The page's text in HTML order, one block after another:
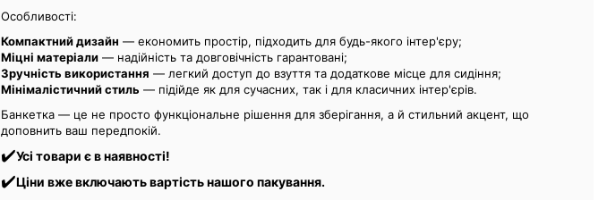
Особливості:
Компактний дизайн — економить простір, підходить для будь-якого інтер'єру;
Міцні матеріали — надійність та довговічність гарантовані;
Зручність використання — легкий доступ до взуття та додаткове місце для сидіння;
Мінімалістичний стиль — підійде як для сучасних, так і для класичних інтер'єрів.
Банкетка — це не просто функціональне рішення для зберігання, а й стильний акцент, що
доповнить ваш передпокій.
✔️Усі товари є в наявності!
✔️Ціни вже включають вартість нашого пакування.